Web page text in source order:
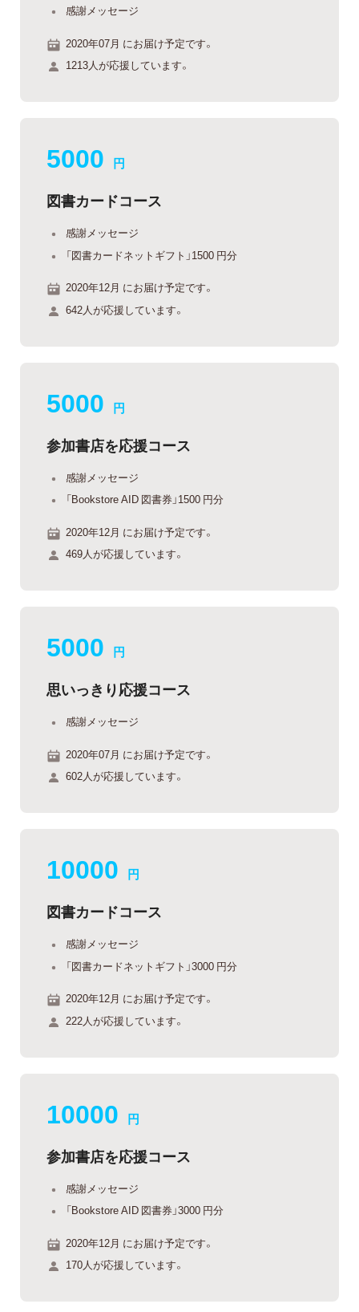
感謝メッセージ
2020年07月 にお届け予定です。
1213人が応援しています。
5000 円
図書カードコース
感謝メッセージ
「図書カードネットギフト」1500 円分
2020年12月 にお届け予定です。
642人が応援しています。
5000 円
参加書店を応援コース
感謝メッセージ
「Bookstore AID 図書券」1500 円分
2020年12月 にお届け予定です。
469人が応援しています。
5000 円
思いっきり応援コース
感謝メッセージ
2020年07月 にお届け予定です。
602人が応援しています。
10000 円
図書カードコース
感謝メッセージ
「図書カードネットギフト」3000 円分
2020年12月 にお届け予定です。
222人が応援しています。
10000 円
参加書店を応援コース
感謝メッセージ
「Bookstore AID 図書券」3000 円分
2020年12月 にお届け予定です。
170人が応援しています。